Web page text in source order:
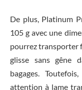
De plus, Platinum
105 g avec une
pourrez transporter
glisse sans gêne
bagages.
attention à lame